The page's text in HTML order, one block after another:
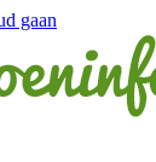
gaan